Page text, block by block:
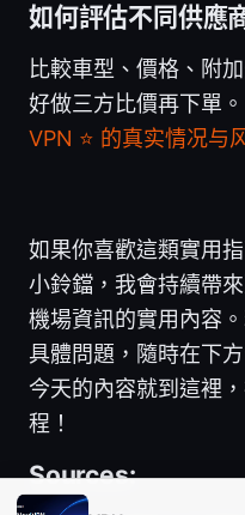
如何評估不同供應
比較車型、價格、附
好做三方比價再下單。
VPN ⭐ 的真实情况与
如果你喜歡這類實用
小鈴鐺，我會持續帶
機場資訊的實用內容
具體問題，隨時在下
今天的內容就到這裡
程！
Sources: